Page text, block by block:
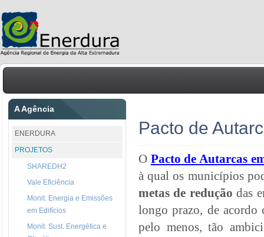
A Agência
ENERDURA
PROJETOS
SHAREDH2
Vale Eficiência
Monit. Energia e Emissões
em Edifícios
Monit. Sust. Energética e
Pacto de
O Pacto de Autarcas
à qual os municípios
metas de redução das
longo prazo, de acordo
pelo menos, tão